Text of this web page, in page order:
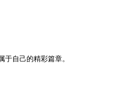
自己的精彩篇章。